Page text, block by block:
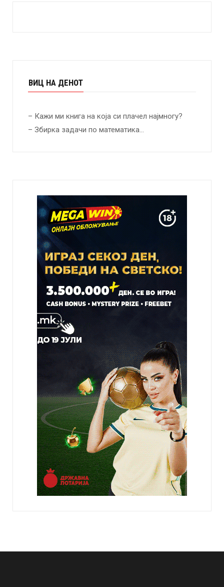
ВИЦ НА ДЕНОТ
– Кажи ми книга на која си плачел најмногу?
– Збирка задачи по математика…